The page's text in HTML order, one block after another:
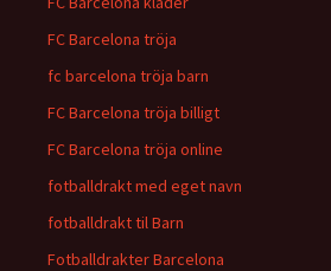
FC Barcelona tröja
fc barcelona tröja barn
FC Barcelona tröja billigt
FC Barcelona tröja online
fotballdrakt med eget navn
fotballdrakt til Barn
Fotballdrakter Barcelona